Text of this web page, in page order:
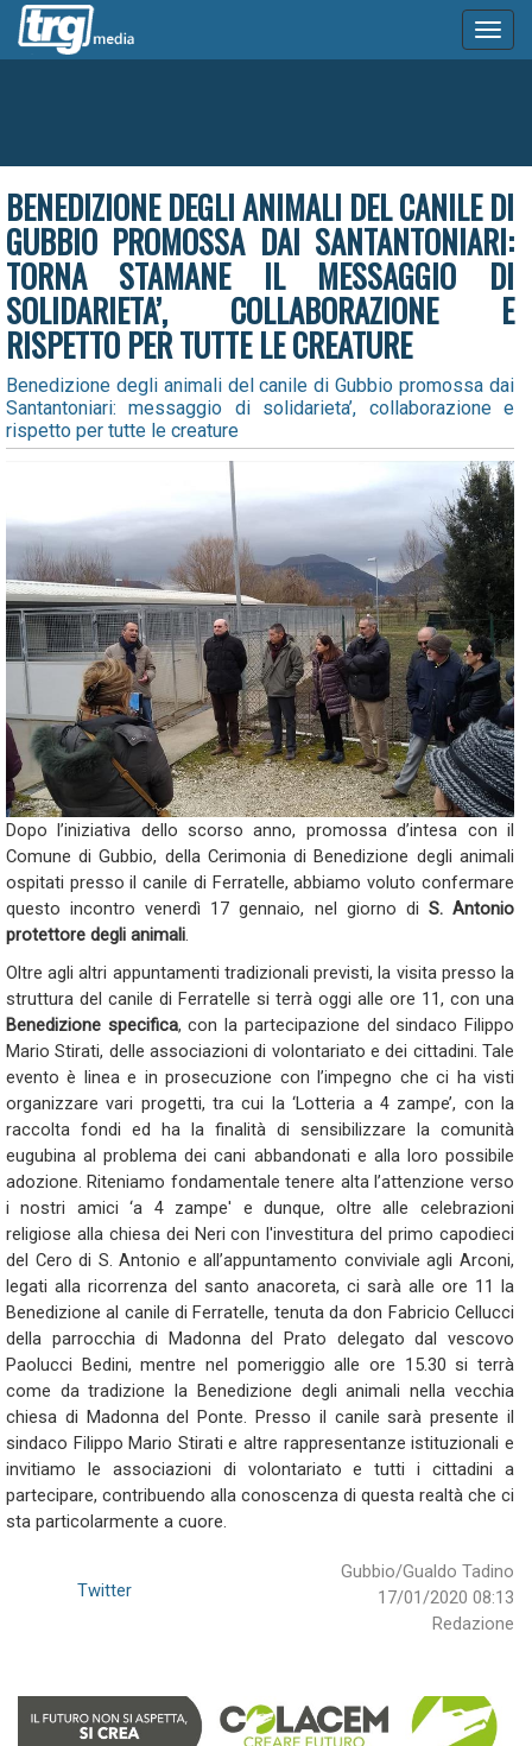
BENEDIZIONE DEGLI ANIMALI DEL CANILE DI
GUBBIO PROMOSSA DAI SANTANTONIARI:
TORNA STAMANE IL MESSAGGIO DI
SOLIDARIETA’, COLLABORAZIONE E
RISPETTO PER TUTTE LE CREATURE
Benedizione degli animali del canile di Gubbio promossa dai
Santantoniari: messaggio di solidarieta’, collaborazione e
rispetto per tutte le creature
Dopo l’iniziativa dello scorso anno, promossa d’intesa con il
Comune di Gubbio, della Cerimonia di Benedizione degli animali
ospitati presso il canile di Ferratelle, abbiamo voluto confermare
questo incontro venerdì 17 gennaio, nel giorno di S. Antonio
protettore degli animali.
Oltre agli altri appuntamenti tradizionali previsti, la visita presso la
struttura del canile di Ferratelle si terrà oggi alle ore 11, con una
Benedizione specifica, con la partecipazione del sindaco Filippo
Mario Stirati, delle associazioni di volontariato e dei cittadini. Tale
evento è linea e in prosecuzione con l’impegno che ci ha visti
organizzare vari progetti, tra cui la ‘Lotteria a 4 zampe’, con la
raccolta fondi ed ha la finalità di sensibilizzare la comunità
eugubina al problema dei cani abbandonati e alla loro possibile
adozione. Riteniamo fondamentale tenere alta l’attenzione verso
i nostri amici ‘a 4 zampe' e dunque, oltre alle celebrazioni
religiose alla chiesa dei Neri con l'investitura del primo capodieci
del Cero di S. Antonio e all’appuntamento conviviale agli Arconi,
legati alla ricorrenza del santo anacoreta, ci sarà alle ore 11 la
Benedizione al canile di Ferratelle, tenuta da don Fabricio Cellucci
della parrocchia di Madonna del Prato delegato dal vescovo
Paolucci Bedini, mentre nel pomeriggio alle ore 15.30 si terrà
come da tradizione la Benedizione degli animali nella vecchia
chiesa di Madonna del Ponte. Presso il canile sarà presente il
sindaco Filippo Mario Stirati e altre rappresentanze istituzionali e
invitiamo le associazioni di volontariato e tutti i cittadini a
partecipare, contribuendo alla conoscenza di questa realtà che ci
sta particolarmente a cuore.
Gubbio/Gualdo Tadino
17/01/2020 08:13
Redazione
Twitter